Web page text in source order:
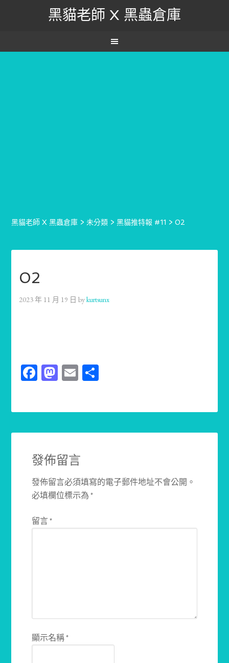
黑貓老師 X 黑蟲倉庫
黑貓老師 X 黑蟲倉庫 >未分類 >黑貓推特報 #11 >02
02
2023 年 11 月 19 日 bykurtsunx
Facebook
Mastodon
Email
發佈留言
發佈留言必須填寫的電子郵件地址不會公開。
必填欄位標示為*
留言*
顯示名稱*